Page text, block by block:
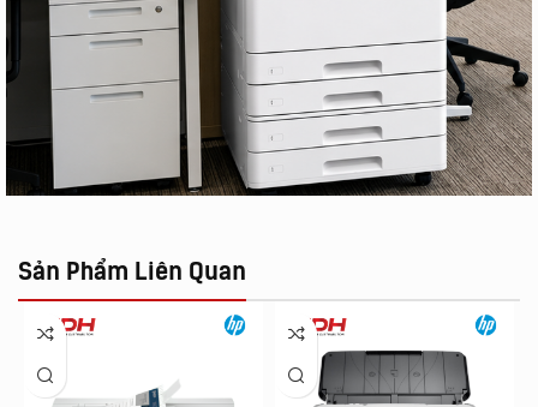
Sản Phẩm Liên Quan